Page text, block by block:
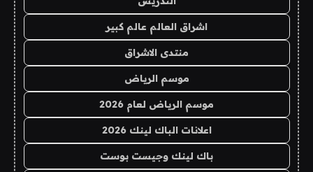
اشراق العالم عالم كبير
منتدى الاشراق
موسم الرياض
موسم الرياض لعام 2026
اعلانات الباك لينك 2026
باك لينك وجيست بوست